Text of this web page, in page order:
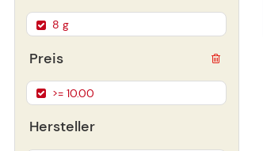
8 g
Preis
>= 10.00
Hersteller